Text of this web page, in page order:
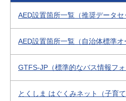
AED設置箇所一覧（推奨データセ
AED設置箇所一覧（自治体標準オ
GTFS-JP（標準的なバス情報フォ
とくしま はぐくみネット（子育て